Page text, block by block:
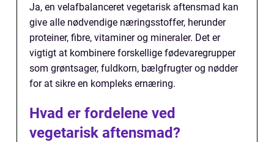
Ja, en velafbalanceret vegetarisk aftensmad kan
give alle nødvendige næringsstoffer, herunder
proteiner, fibre, vitaminer og mineraler. Det er
vigtigt at kombinere forskellige fødevaregrupper
som grøntsager, fuldkorn, bælgfrugter og nødder
for at sikre en kompleks ernæring.
Hvad er fordelene ved
vegetarisk aftensmad?